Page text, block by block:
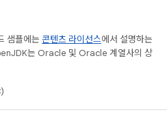
샘플에는 콘텐츠 라이선스에서 설명하는
는 Oracle 및 Oracle 계열사의 상